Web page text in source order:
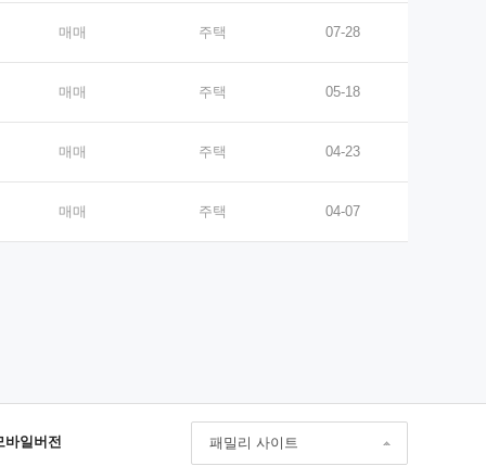
매매 주택 07-28
매매 주택 05-18
매매 주택 04-23
매매 주택 04-07
바일버전 패밀리 사이트